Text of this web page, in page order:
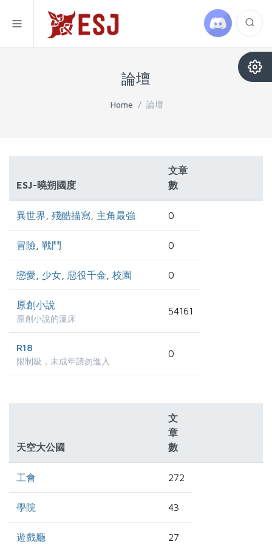
論壇
Home / 論壇
ESJ-曉朔國度
文章
數
異世界, 殘酷描寫, 主角最強 0
冒險, 戰鬥 0
戀愛, 少女, 惡役千金, 校園 0
原創小說
原創小說的溫床
54161
R18
限制級，未成年請勿進入
0
天空大公國
文
章
數
工會 272
學院 43
遊戲廳 27